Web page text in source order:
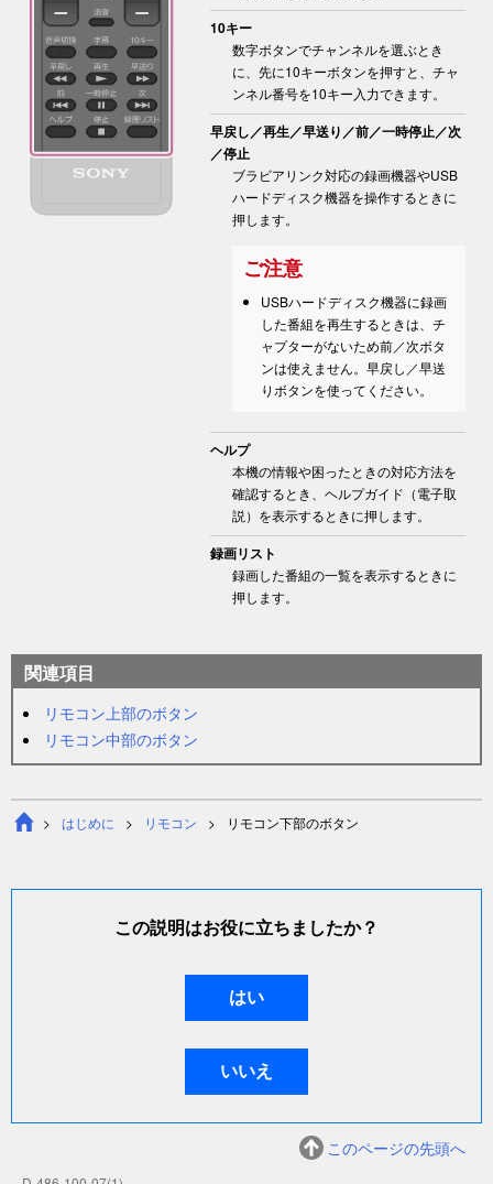
10キー
数字ボタンでチャンネルを選ぶとき
に、先に10キーボタンを押すと、チャ
ンネル番号を10キー入力できます。
早戻し／再生／早送り／前／一時停止／次
／停止
ブラビアリンク対応の録画機器やUSB
ハードディスク機器を操作するときに
押します。
ご注意
USBハードディスク機器に録画
した番組を再生するときは、チ
ャプターがないため前／次ボタ
ンは使えません。早戻し／早送
りボタンを使ってください。
ヘルプ
本機の情報や困ったときの対応方法を
確認するとき、ヘルプガイド（電子取
説）を表示するときに押します。
録画リスト
録画した番組の一覧を表示するときに
押します。
関連項目
リモコン上部のボタン
リモコン中部のボタン
はじめに リモコン リモコン下部のボタン
この説明はお役に立ちましたか？
このページの先頭へ